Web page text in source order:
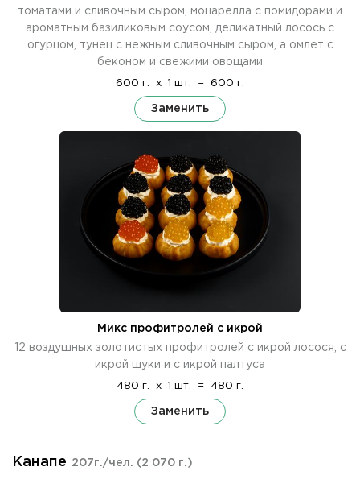
томатами и сливочным сыром, моцарелла с помидорами и
ароматным базиликовым соусом, деликатный лосось с
огурцом, тунец с нежным сливочным сыром, а омлет с
беконом и свежими овощами
600 г. x 1 шт. = 600 г.
Заменить
Микс профитролей с икрой
12 воздушных золотистых профитролей с икрой лосося, с
икрой щуки и с икрой палтуса
480 г. x 1 шт. = 480 г.
Заменить
Канапе 207г./чел. (2 070 г.)